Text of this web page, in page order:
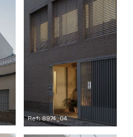
Ref: 8974_04